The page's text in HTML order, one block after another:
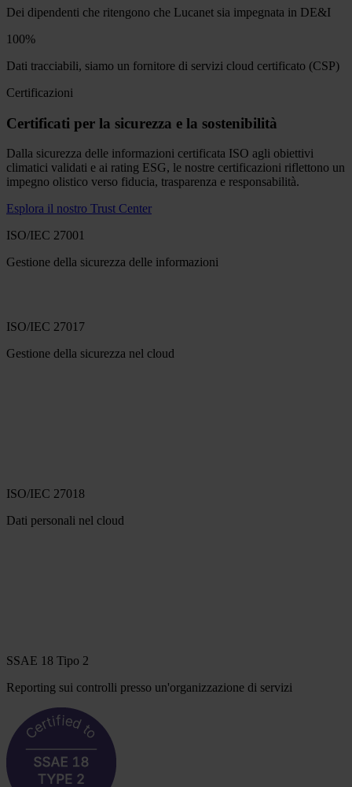
Dei dipendenti che ritengono che Lucanet sia impegnata in DE&I
100%
Dati tracciabili, siamo un fornitore di servizi cloud certificato (CSP)
Certificazioni
Certificati per la sicurezza e la sostenibilità
Dalla sicurezza delle informazioni certificata ISO agli obiettivi
climatici validati e ai rating ESG, le nostre certificazioni riflettono un
impegno olistico verso fiducia, trasparenza e responsabilità.
Esplora il nostro Trust Center
ISO/IEC 27001
Gestione della sicurezza delle informazioni
ISO/IEC 27017
Gestione della sicurezza nel cloud
ISO/IEC 27018
Dati personali nel cloud
SSAE 18 Tipo 2
Reporting sui controlli presso un'organizzazione di servizi